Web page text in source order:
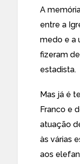
A
entre a
medo e a
fizeram
estadista.
Mas já é
Franco e
atuação
às várias
aos